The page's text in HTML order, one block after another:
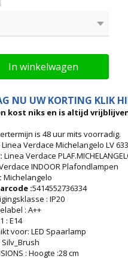
In winkelwagen
NU UW KORTING KLIK
kost niks en is altijd
is 48 uur mits voorradig.
Linea Verdace Michelangelo LV
Linea Verdace
INDOOR Plafondlampen
Michelangelo
:5414552736334
: IP20
: A++
: E14
voor: LED Spaarlamp
: Hoogte :28 cm